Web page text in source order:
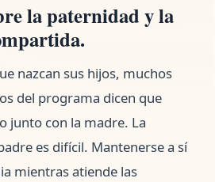
la paternidad y la
nazcan sus hijos, muchos
del programa dicen que
junto con la madre. La
es difícil. Mantenerse a sí
mientras atiende las